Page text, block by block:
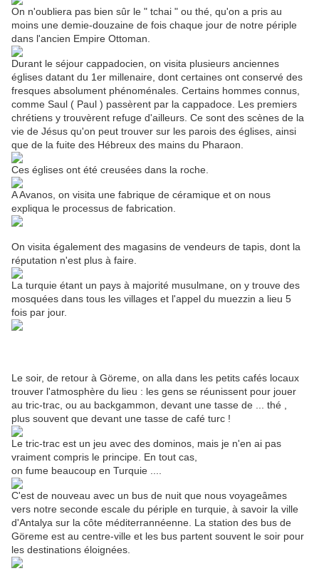
On n'oubliera pas bien sûr le " tchai " ou thé, qu'on a pris au
moins une demie-douzaine de fois chaque jour de notre périple
dans l'ancien Empire Ottoman.
Durant le séjour cappadocien, on visita plusieurs anciennes
églises datant du 1er millenaire, dont certaines ont conservé des
fresques absolument phénoménales. Certains hommes connus,
comme Saul ( Paul ) passèrent par la cappadoce. Les premiers
chrétiens y trouvèrent refuge d'ailleurs. Ce sont des scènes de la
vie de Jésus qu'on peut trouver sur les parois des églises, ainsi
que de la fuite des Hébreux des mains du Pharaon.
Ces églises ont été creusées dans la roche.
A Avanos, on visita une fabrique de céramique et on nous
expliqua le processus de fabrication.
On visita également des magasins de vendeurs de tapis, dont la
réputation n'est plus à faire.
La turquie étant un pays à majorité musulmane, on y trouve des
mosquées dans tous les villages et l'appel du muezzin a lieu 5
fois par jour.
Le soir, de retour à Göreme, on alla dans les petits cafés locaux
trouver l'atmosphère du lieu : les gens se réunissent pour jouer
au tric-trac, ou au backgammon, devant une tasse de ... thé ,
plus souvent que devant une tasse de café turc !
Le tric-trac est un jeu avec des dominos, mais je n'en ai pas
vraiment compris le principe. En tout cas,
on fume beaucoup en Turquie ....
C'est de nouveau avec un bus de nuit que nous voyageâmes
vers notre seconde escale du périple en turquie, à savoir la ville
d'Antalya sur la côte méditerrannéenne. La station des bus de
Göreme est au centre-ville et les bus partent souvent le soir pour
les destinations éloignées.